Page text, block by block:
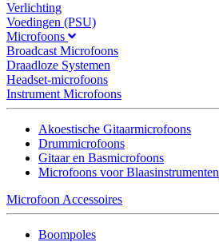
Verlichting
Voedingen (PSU)
Microfoons
Broadcast Microfoons
Draadloze Systemen
Headset-microfoons
Instrument Microfoons
Akoestische Gitaarmicrofoons
Drummicrofoons
Gitaar en Basmicrofoons
Microfoons voor Blaasinstrumenten
Microfoon Accessoires
Boompoles